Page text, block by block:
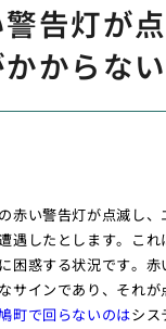
告灯が
からな
赤い警告灯が点滅し、
遇したとします。こ
困惑する状況です。
サインであり、それが
町で回らないのはシス